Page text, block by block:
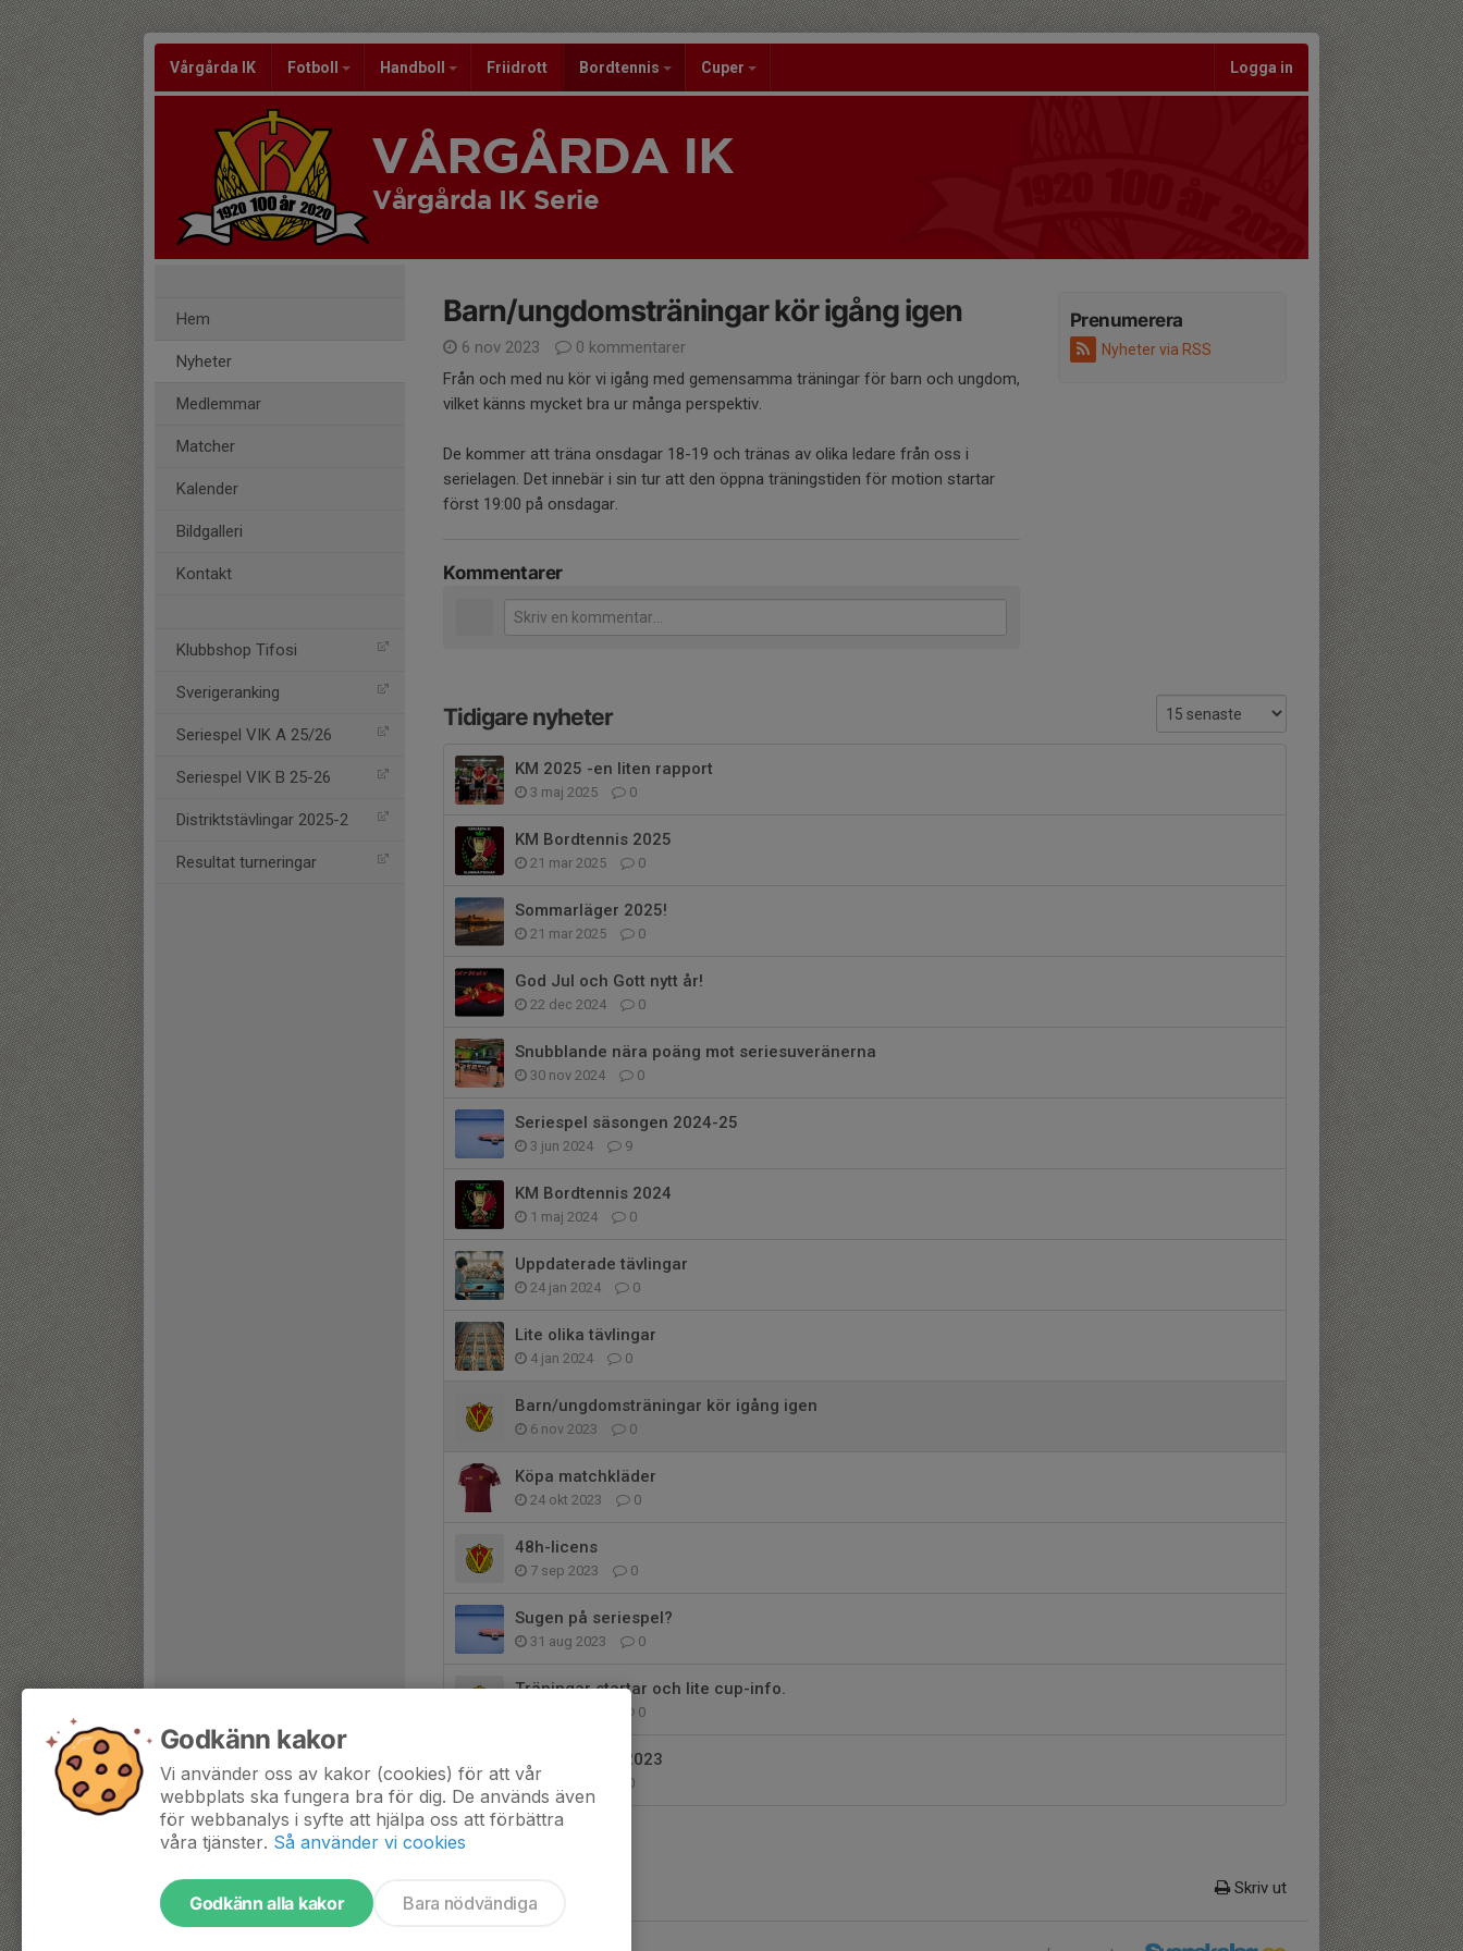
Vårgårda IK Fotboll Handboll Friidrott Bordtennis Cuper Logga in
VÅRGÅRDA IK
Vårgårda IK Serie
Hem
Nyheter
Medlemmar
Matcher
Kalender
Bildgalleri
Kontakt
Klubbshop Tifosi
Sverigeranking
Seriespel VIK A 25/26
Seriespel VIK B 25-26
Distriktstävlingar 2025-2
Resultat turneringar
Prenumerera
Nyheter via RSS
Barn/ungdomsträningar kör igång igen
6 nov 2023
0 kommentarer
Från och med nu kör vi igång med gemensamma träningar för barn och ungdom,
vilket känns mycket bra ur många perspektiv.
De kommer att träna onsdagar 18-19 och tränas av olika ledare från oss i
serielagen. Det innebär i sin tur att den öppna träningstiden för motion startar
först 19:00 på onsdagar.
Kommentarer
Tidigare nyheter
KM 2025 -en liten rapport
3 maj 2025 0
KM Bordtennis 2025
21 mar 2025 0
Sommarläger 2025!
21 mar 2025 0
God Jul och Gott nytt år!
22 dec 2024 0
Snubblande nära poäng mot seriesuveränerna
30 nov 2024 0
Seriespel säsongen 2024-25
3 jun 2024 9
KM Bordtennis 2024
1 maj 2024 0
Uppdaterade tävlingar
24 jan 2024 0
Lite olika tävlingar
4 jan 2024 0
Barn/ungdomsträningar kör igång igen
6 nov 2023 0
Köpa matchkläder
24 okt 2023 0
48h-licens
7 sep 2023 0
Sugen på seriespel?
31 aug 2023 0
Träningar startar och lite cup-info.
0
Sommarläger 2023
1 apr 2023 0
Skriv ut
Godkänn kakor
Vi använder oss av kakor (cookies) för att vår
webbplats ska fungera bra för dig. De används även
för webbanalys i syfte att hjälpa oss att förbättra
våra tjänster. Så använder vi cookies
Godkänn alla kakor Bara nödvändiga